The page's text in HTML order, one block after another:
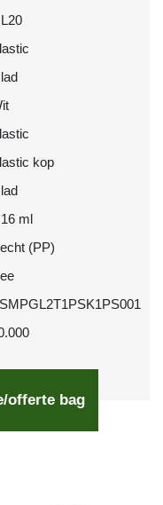
kop
ml
(PP)
offerte bag